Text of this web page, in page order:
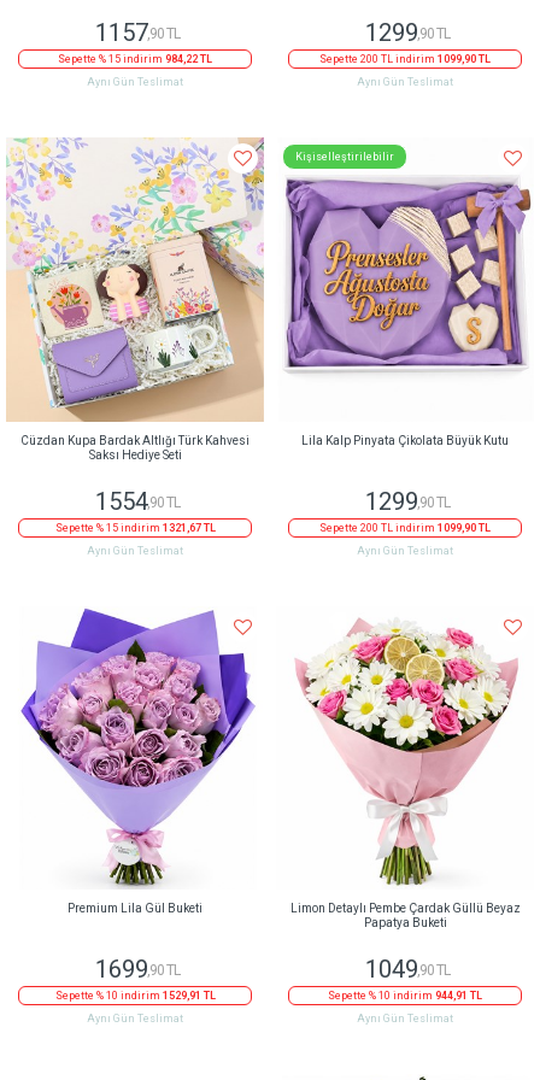
1157,90 TL
Sepette % 15 indirim 984,22 TL
Aynı Gün Teslimat
1299,90 TL
Sepette 200 TL indirim 1099,90 TL
Aynı Gün Teslimat
Cüzdan Kupa Bardak Altlığı Türk Kahvesi
Saksı Hediye Seti
1554,90 TL
Sepette % 15 indirim 1321,67 TL
Aynı Gün Teslimat
Kişiselleştirilebilir
Lila Kalp Pinyata Çikolata Büyük Kutu
1299,90 TL
Sepette 200 TL indirim 1099,90 TL
Aynı Gün Teslimat
Premium Lila Gül Buketi
1699,90 TL
Sepette % 10 indirim 1529,91 TL
Aynı Gün Teslimat
Limon Detaylı Pembe Çardak Güllü Beyaz
Papatya Buketi
1049,90 TL
Sepette % 10 indirim 944,91 TL
Aynı Gün Teslimat